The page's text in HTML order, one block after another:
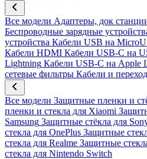
Все модели Адаптеры, док
Беспроводные зарядные
устройства Кабели USB на
Кабели HDMI Кабели USB-C на
Lightning Кабели USB-C на Apple
сетевые фильтры Кабели и
Все модели Защитные пленки и
пленки и стекла для Xiaomi
Samsung Защитные стёкла для
стекла для OnePlus Защитные
стекла для Realme Защитные
стекла для Nintendo Switch